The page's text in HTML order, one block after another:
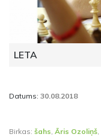
LETA
Datums: 30.08.2018
Birkas: šahs, Āris Ozoliņš,